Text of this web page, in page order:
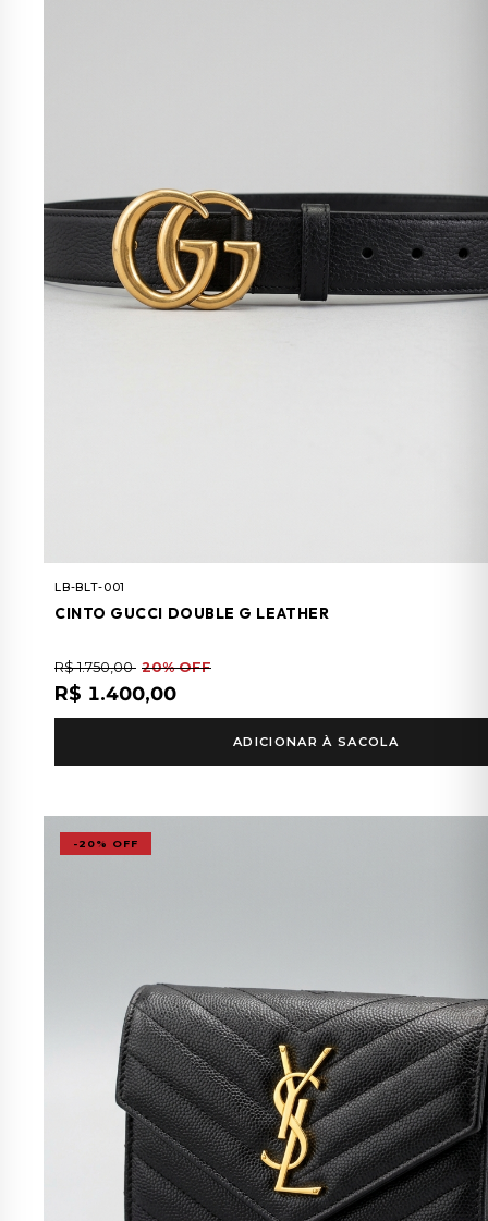
LB-BLT-001
CINTO GUCCI DOUBLE G LEATHER
R$ 1.750,00 20% OFF
R$ 1.400,00
ADICIONAR À SACOLA
-20% OFF